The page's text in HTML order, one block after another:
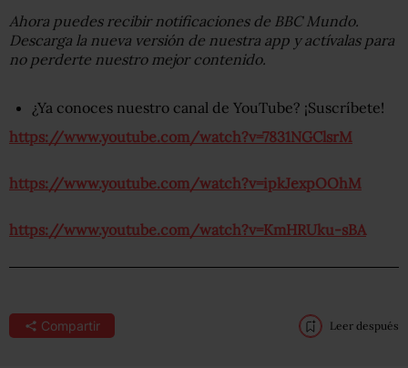
Ahora puedes recibir notificaciones de BBC Mundo.
Descarga la nueva versión de nuestra app y actívalas para
no perderte nuestro mejor contenido.
¿Ya conoces nuestro canal de YouTube? ¡Suscríbete!
https://www.youtube.com/watch?v=7831NGClsrM
https://www.youtube.com/watch?v=ipkJexpOOhM
https://www.youtube.com/watch?v=KmHRUku-sBA
Compartir Leer después